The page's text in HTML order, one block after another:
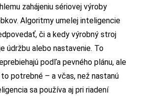
zahájeniu sériovej výroby
Algoritmy umelej inteligencie
či a kedy výrobný stroj
údržbu alebo nastavenie. To
podľa pevného plánu, ale
potrebné – a včas, než nastanú
sa používa aj pri riadení